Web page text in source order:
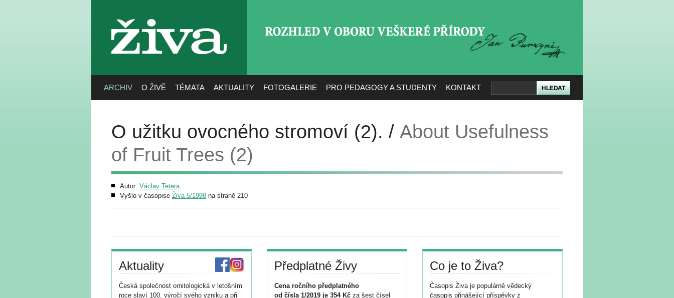
živa
ARCHIV O ŽIVĚ TÉMATA AKTUALITY FOTOGALERIE PRO PEDAGOGY A STUDENTY KONTAKT
O užitku ovocného stromoví (2). / About Usefulness
of Fruit Trees (2)
Autor: Václav Tetera
Vyšlo v časopise Živa 5/1998 na straně 210
Aktuality
Česká společnost ornitologická v letošním
roce slaví 100. výročí svého vzniku a při
Předplatné Živy
Cena ročního předplatného
od čísla 1/2019 je 354 Kč za šest čísel
Co je to Živa?
Časopis Živa je populárně vědecký
časopis přinášející příspěvky z